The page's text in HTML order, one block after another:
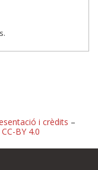
i crèdits –
BY 4.0